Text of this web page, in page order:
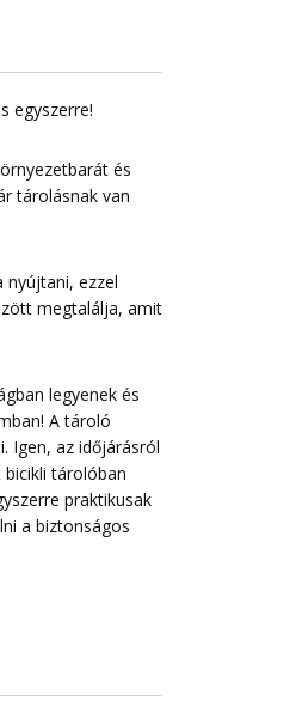
egyszerre!
és
tárolásnak van
nyújtani, ezzel
megtalálja, amit
legyenek és
A tároló
Igen, az időjárásról
tárolóban
praktikusak
a biztonságos